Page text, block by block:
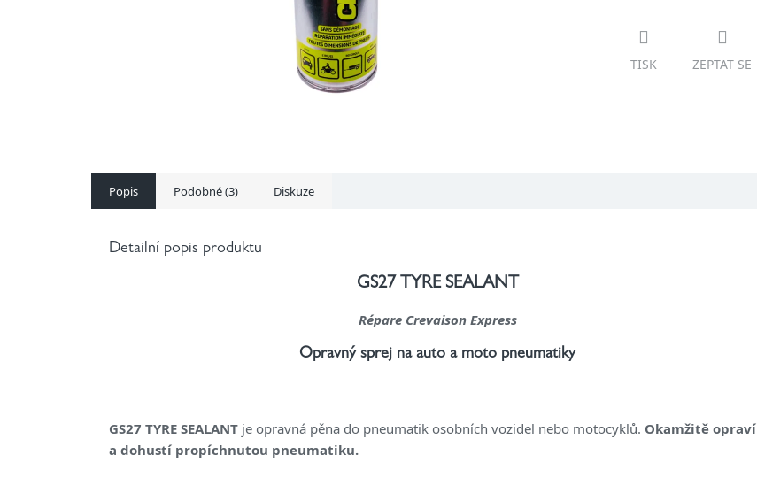
TISK ZEPTAT SE
Popis Podobné (3) Diskuze
Detailní popis produktu
GS27 TYRE SEALANT
Répare Crevaison Express
Opravný sprej na auto a moto pneumatiky
GS27 TYRE SEALANT je opravná pěna do pneumatik osobních vozidel nebo motocyklů. Okamžitě opraví
a dohustí propíchnutou pneumatiku.